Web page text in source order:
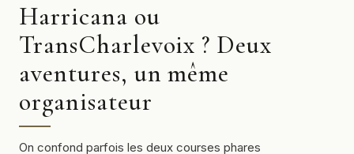
Harricana ou
TransCharlevoix ? Deux
aventures, un même
organisateur
On confond parfois les deux courses phares